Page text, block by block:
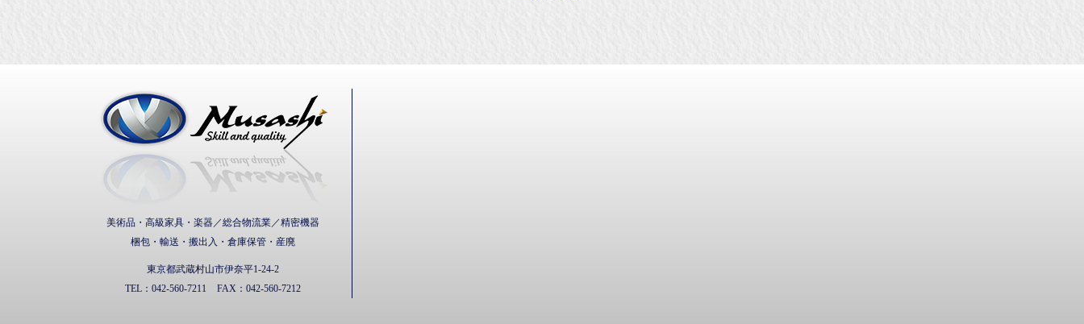
美術品・高級家具・楽器／総合物流業／精密機器
梱包・輸送・搬出入・倉庫保管・産廃
東京都武蔵村山市伊奈平1-24-2
TEL： 042-560-7211 FAX： 042-560-7212